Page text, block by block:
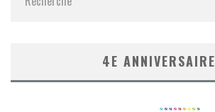
4E ANNIVERSAIRE